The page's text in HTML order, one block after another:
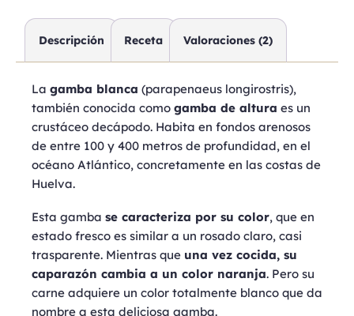
Descripción Receta Valoraciones (2)
La gamba blanca (parapenaeus longirostris),
también conocida como gamba de altura es un
crustáceo decápodo. Habita en fondos arenosos
de entre 100 y 400 metros de profundidad, en el
océano Atlántico, concretamente en las costas de
Huelva.
Esta gamba se caracteriza por su color, que en
estado fresco es similar a un rosado claro, casi
trasparente. Mientras que una vez cocida, su
caparazón cambia a un color naranja. Pero su
carne adquiere un color totalmente blanco que da
nombre a esta deliciosa gamba.